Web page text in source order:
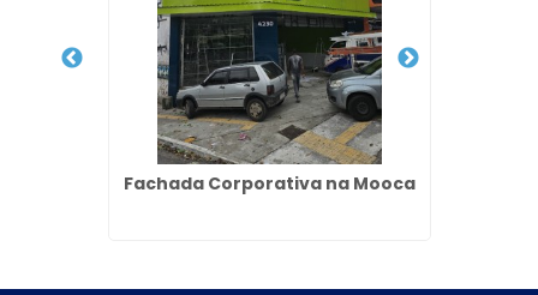
Fachada Corporativa na Mooca